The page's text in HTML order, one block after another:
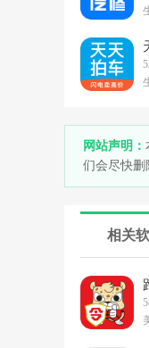
网站声明：
们会尽快删
相关